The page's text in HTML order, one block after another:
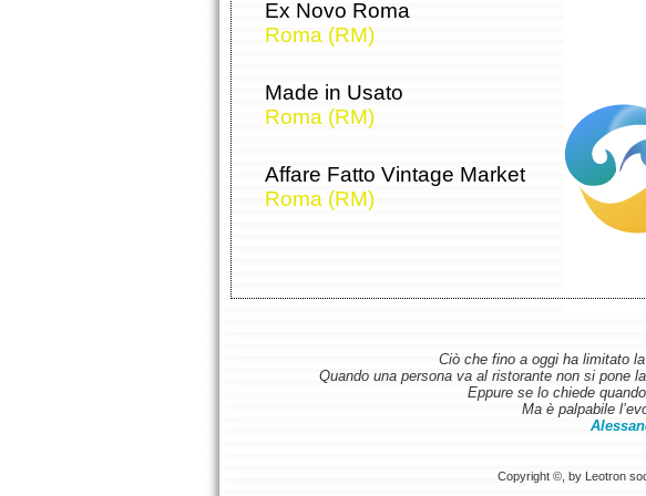
Ex Novo Roma
Roma (RM)
Made in Usato
Roma (RM)
Affare Fatto Vintage Market
Roma (RM)
Ciò che fino a oggi ha limitato
Quando una persona va al ristorante non si pone
Eppure se lo chiede
Ma è palpabile
Copyright ©, by Leotron